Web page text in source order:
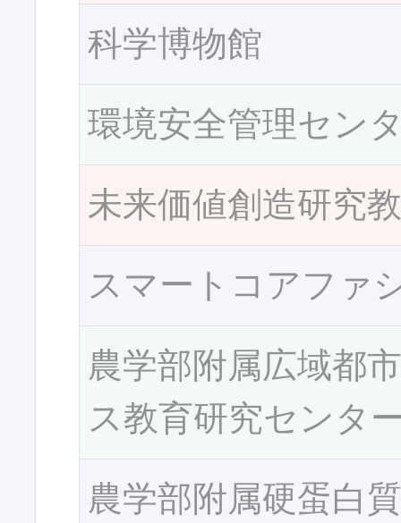
科学博物館
環境安全管理セン
未来価値創造研究
スマートコアファ
農学部附属広域都
ス教育研究センタ
農学部附属硬蛋白